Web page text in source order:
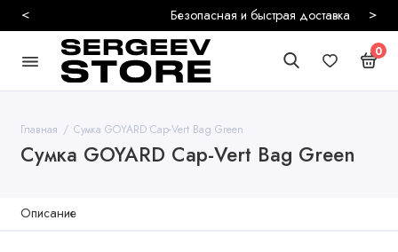
Безопасная и быстрая доставка
< >
0
Главная Сумка GOYARD Cap-Vert Bag Green
Сумка GOYARD Cap-Vert Bag Green
Описание